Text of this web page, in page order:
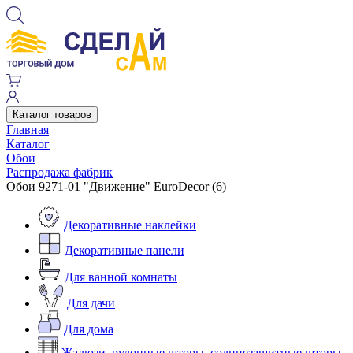
Каталог товаров
Главная
Каталог
Обои
Распродажа фабрик
Обои 9271-01 "Движение" EuroDecor (6)
Декоративные наклейки
Декоративные панели
Для ванной комнаты
Для дачи
Для дома